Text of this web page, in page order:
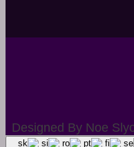
Designed By Noe